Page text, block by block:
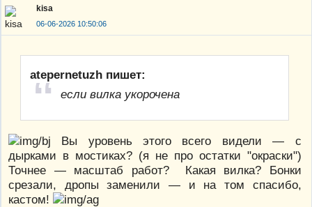
kisa
06-06-2026 10:50:06
atepernetuzh пишет:
если вилка укорочена
Вы уровень этого всего видели — с
дырками в мостиках? (я не про остатки "окраски")
Точнее — масштаб работ? Какая вилка? Бонки
срезали, дропы заменили — и на том спасибо,
кастом!